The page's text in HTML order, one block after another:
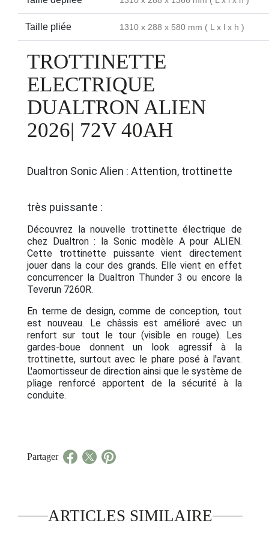
Taille pliée 1310 x 288 x 580 mm ( L x l x h )
TROTTINETTE
ELECTRIQUE
DUALTRON ALIEN
2026| 72V 40AH
Dualtron Sonic Alien : Attention, trottinette
très puissante :
Découvrez la nouvelle trottinette électrique de
chez Dualtron : la Sonic modèle A pour ALIEN.
Cette trottinette puissante vient directement
jouer dans la cour des grands. Elle vient en effet
concurrencer la Dualtron Thunder 3 ou encore la
Teverun 7260R.
En terme de design, comme de conception, tout
est nouveau. Le châssis est amélioré avec un
renfort sur tout le tour (visible en rouge). Les
gardes-boue donnent un look agressif à la
trottinette, surtout avec le phare posé à l'avant.
L'aomortisseur de direction ainsi que le système de
pliage renforcé apportent de la sécurité à la
conduite.
Partager
ARTICLES SIMILAIRE